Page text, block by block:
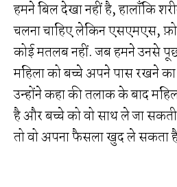
हमने बिल देखा नहीं है, हालाँकि
चलना चाहिए लेकिन एसएमएस,
कोई मतलब नहीं. जब हमने उनसे
महिला को बच्चे अपने पास रखने का
उन्होंने कहा की तलाक के बाद
है और बच्चे को वो साथ ले जा सकती
तो वो अपना फैसला खुद ले सकता